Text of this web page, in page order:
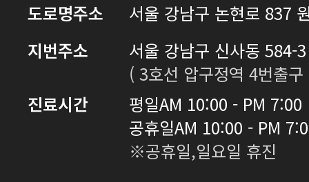
도로명주소
서울 강남구 논현로 837
지번주소
서울 강남구 신사동 584-
( 3호선 압구정역 4번출
진료시간
평일AM 10:00 - PM 7:00
공휴일AM 10:00 - PM
※공휴일,일요일 휴진